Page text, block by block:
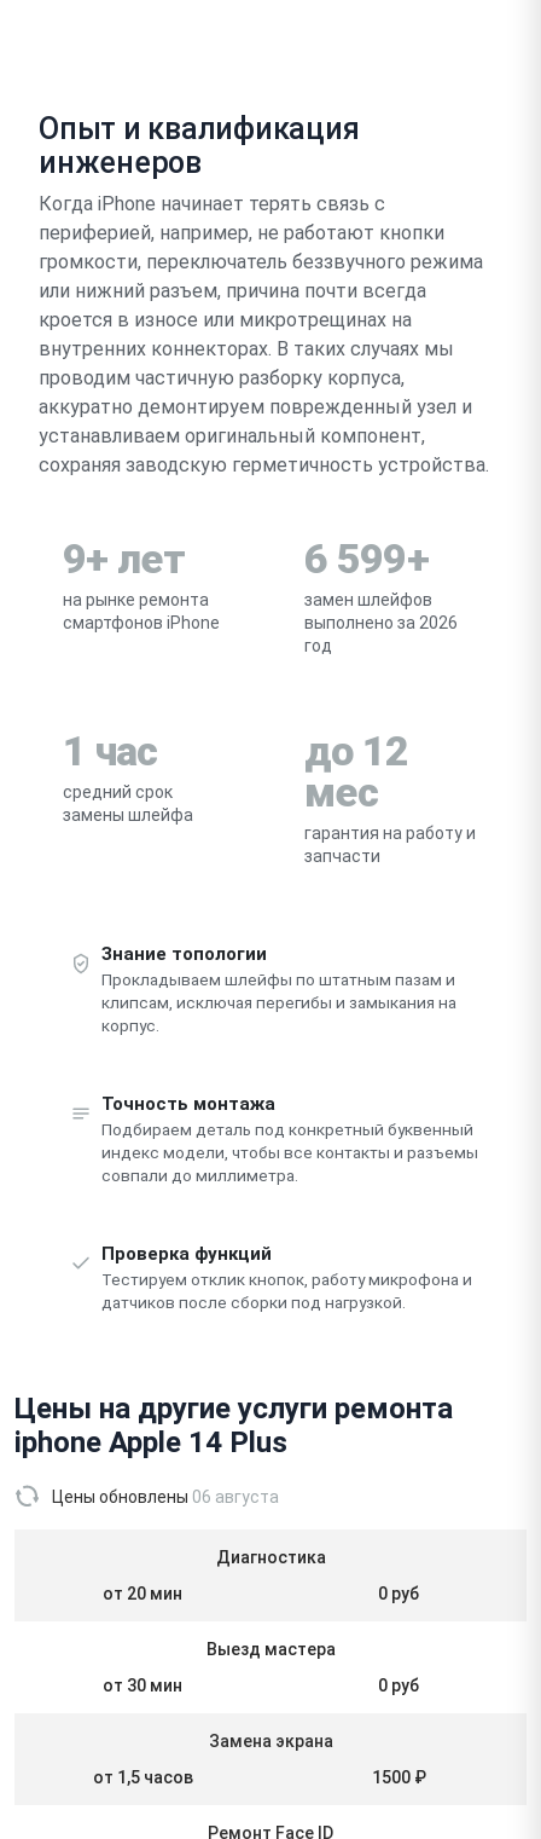
Опыт и квалификация
инженеров
Когда iPhone начинает терять связь с
периферией, например, не работают кнопки
громкости, переключатель беззвучного режима
или нижний разъем, причина почти всегда
кроется в износе или микротрещинах на
внутренних коннекторах. В таких случаях мы
проводим частичную разборку корпуса,
аккуратно демонтируем поврежденный узел и
устанавливаем оригинальный компонент,
сохраняя заводскую герметичность устройства.
9+ лет
на рынке ремонта
смартфонов iPhone
6 599+
замен шлейфов
выполнено за 2026
год
1 час
средний срок
замены шлейфа
до 12
мес
гарантия на работу и
запчасти
Знание топологии
Прокладываем шлейфы по штатным пазам и
клипсам, исключая перегибы и замыкания на
корпус.
Точность монтажа
Подбираем деталь под конкретный буквенный
индекс модели, чтобы все контакты и разъемы
совпали до миллиметра.
Проверка функций
Тестируем отклик кнопок, работу микрофона и
датчиков после сборки под нагрузкой.
Цены на другие услуги ремонта
iphone Apple 14 Plus
Цены обновлены 06 августа
Диагностика
от 20 мин
0 руб
Выезд мастера
от 30 мин
0 руб
Замена экрана
от 1,5 часов
1500 ₽
Ремонт Face ID